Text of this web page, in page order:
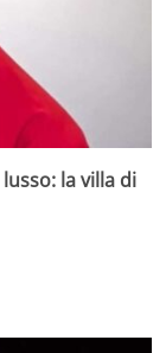
la villa di